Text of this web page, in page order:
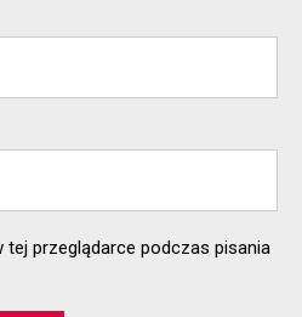
tej przeglądarce podczas pisania